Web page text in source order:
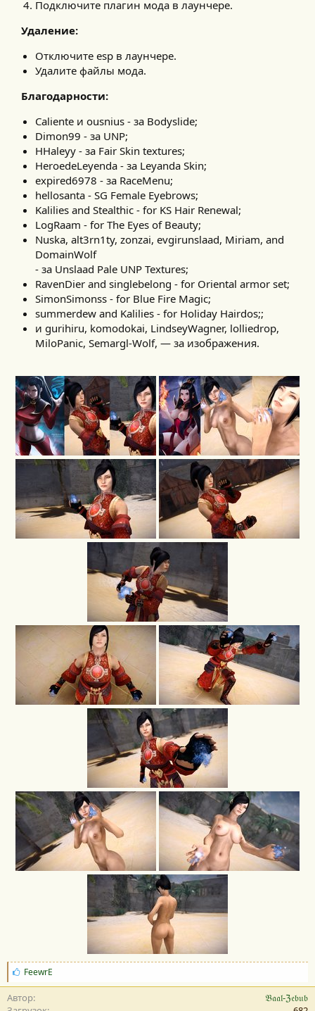
Подключите плагин мода в лаунчере.
Удаление:
Отключите esp в лаунчере.
Удалите файлы мода.
Благодарности:
Caliente и ousnius - за Bodyslide;
Dimon99 - за UNP;
HHaleyy - за Fair Skin textures;
HeroedeLeyenda - за Leyanda Skin;
expired6978 - за RaceMenu;
hellosanta - SG Female Eyebrows;
Kalilies and Stealthic - for KS Hair Renewal;
LogRaam - for The Eyes of Beauty;
Nuska, alt3rn1ty, zonzai, evgirunslaad, Miriam, and
DomainWolf
- за Unslaad Pale UNP Textures;
RavenDier and singlebelong - for Oriental armor set;
SimonSimonss - for Blue Fire Magic;
summerdew and Kalilies - for Holiday Hairdos;;
и gurihiru, komodokai, LindseyWagner, lolliedrop,
MiloPanic, Semargl-Wolf, — за изображения.
С
м
п
FeewrE
Автор
𝔅𝔞𝔞𝔩-ℨ𝔢𝔟𝔲𝔟